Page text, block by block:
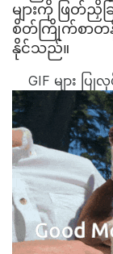
များကို ဖြတ်ညှိ
စိတ်ကြိုက်စာတန်
နိုင်သည်။
GIF များ ပြု